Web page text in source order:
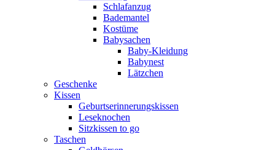
Schlafanzug
Bademantel
Kostüme
Babysachen
Baby-Kleidung
Babynest
Lätzchen
Geschenke
Kissen
Geburtserinnerungskissen
Leseknochen
Sitzkissen to go
Taschen